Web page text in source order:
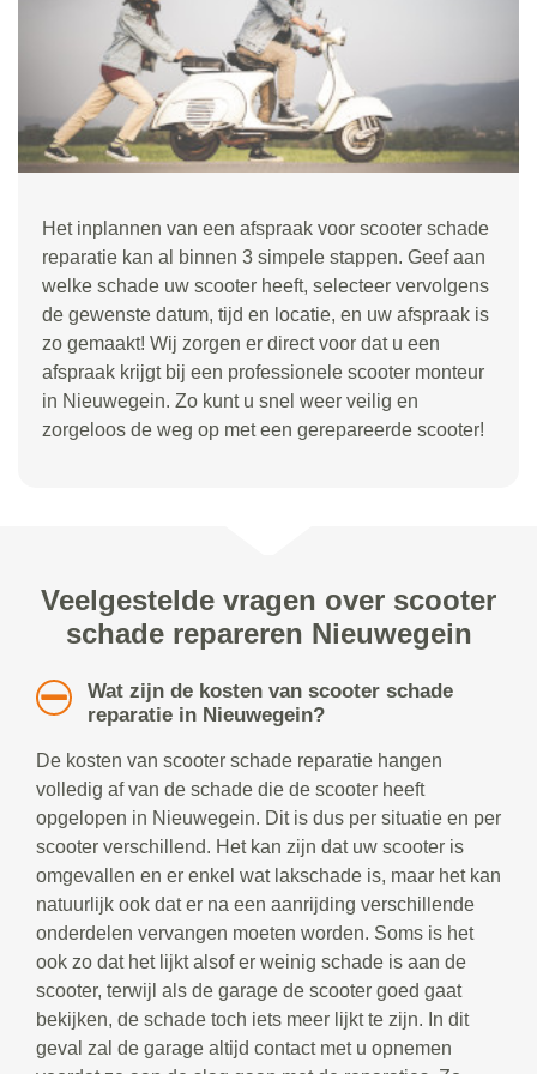
Het inplannen van een afspraak voor scooter schade
reparatie kan al binnen 3 simpele stappen. Geef aan
welke schade uw scooter heeft, selecteer vervolgens
de gewenste datum, tijd en locatie, en uw afspraak is
zo gemaakt! Wij zorgen er direct voor dat u een
afspraak krijgt bij een professionele scooter monteur
in Nieuwegein. Zo kunt u snel weer veilig en
zorgeloos de weg op met een gerepareerde scooter!
Veelgestelde vragen over scooter
schade repareren Nieuwegein
Wat zijn de kosten van scooter schade
reparatie in Nieuwegein?
De kosten van scooter schade reparatie hangen
volledig af van de schade die de scooter heeft
opgelopen in Nieuwegein. Dit is dus per situatie en per
scooter verschillend. Het kan zijn dat uw scooter is
omgevallen en er enkel wat lakschade is, maar het kan
natuurlijk ook dat er na een aanrijding verschillende
onderdelen vervangen moeten worden. Soms is het
ook zo dat het lijkt alsof er weinig schade is aan de
scooter, terwijl als de garage de scooter goed gaat
bekijken, de schade toch iets meer lijkt te zijn. In dit
geval zal de garage altijd contact met u opnemen